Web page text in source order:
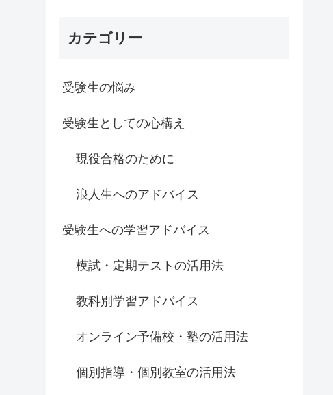
カテゴリー
受験生の悩み
受験生としての心構え
現役合格のために
浪人生へのアドバイス
受験生への学習アドバイス
模試・定期テストの活用法
教科別学習アドバイス
オンライン予備校・塾の活用法
個別指導・個別教室の活用法